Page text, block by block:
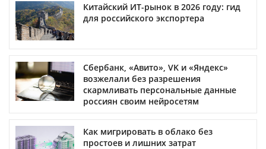
Китайский ИТ-рынок в 2026 году: гид
для российского экспортера
Сбербанк, «Авито», VK и «Яндекс»
возжелали без разрешения
скармливать персональные данные
россиян своим нейросетям
Как мигрировать в облако без
простоев и лишних затрат